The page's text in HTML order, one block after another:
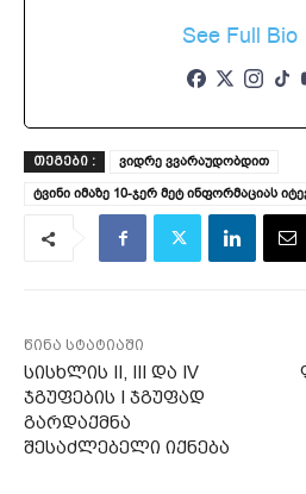
See Full Bio
ᲗᲔᲒᲔᲑᲘ :
ვიდრე ვვარაუდობდით
ტვინი იმაზე 10-ჯერ მეტ ინფორმაციას
წინა სტატიაში
სისხლის II, III და IV
ჯგუფების I ჯგუფად
გარდაქმნა
შესაძლებელი იქნება